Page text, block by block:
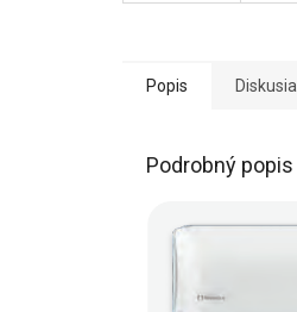
Popis Diskusia
Podrobný popis